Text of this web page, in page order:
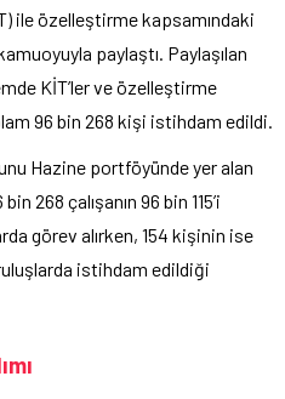
ile özelleştirme kapsamındaki
paylaştı. Paylaşılan
KİT’ler ve özelleştirme
96 bin 268 kişi istihdam edildi.
Hazine portföyünde yer alan
268 çalışanın 96 bin 115’i
görev alırken, 154 kişinin ise
istihdam edildiği